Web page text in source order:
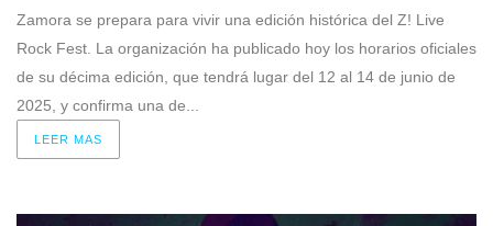
Zamora se prepara para vivir una edición histórica del Z! Live
Rock Fest. La organización ha publicado hoy los horarios oficiales
de su décima edición, que tendrá lugar del 12 al 14 de junio de
2025, y confirma una de...
LEER MAS